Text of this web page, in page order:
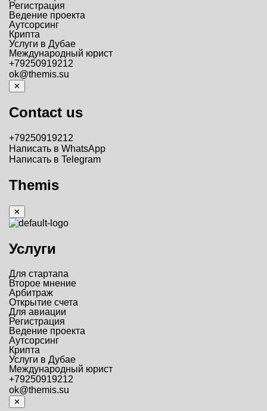
Регистрация
Ведение проекта
Аутсорсинг
Крипта
Услуги в Дубае
Международный юрист
+79250919212
ok@themis.su
✕
Contact us
+79250919212
Написать в WhatsApp
Написать в Telegram
Themis
✕
Услуги
Для стартапа
Второе мнение
Арбитраж
Открытие счета
Для авиации
Регистрация
Ведение проекта
Аутсорсинг
Крипта
Услуги в Дубае
Международный юрист
+79250919212
ok@themis.su
✕